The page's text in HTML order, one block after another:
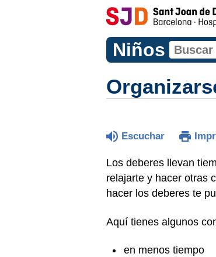
Niños
Escuchar
Los deberes llevan
relajarte y hacer otras
hacer los deberes te
Aquí tienes algunos
en menos tiempo